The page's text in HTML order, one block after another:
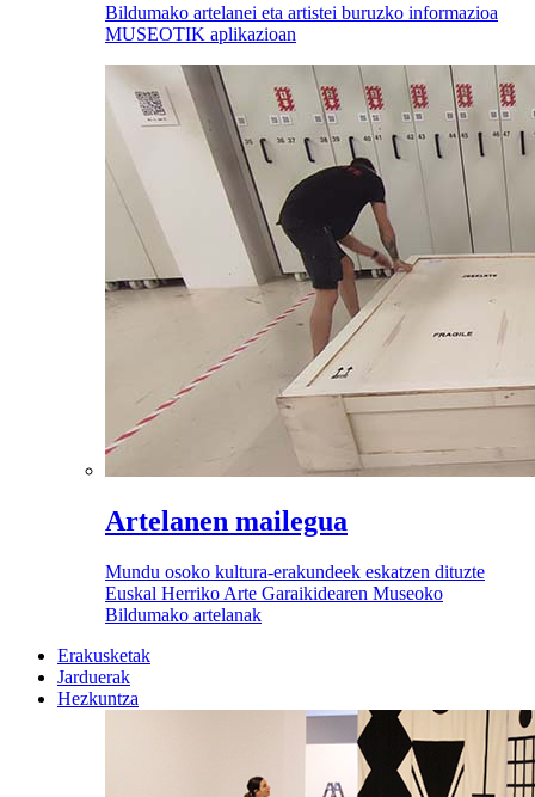
Bildumako artelanei eta artistei buruzko informazioa
MUSEOTIK aplikazioan
Artelanen mailegua
Mundu osoko kultura-erakundeek eskatzen dituzte
Euskal Herriko Arte Garaikidearen Museoko
Bildumako artelanak
Erakusketak
Jarduerak
Hezkuntza